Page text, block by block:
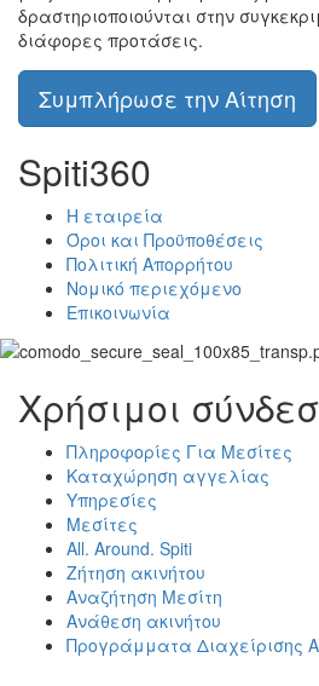
δραστηριοποιούνται στην
διάφορες προτάσεις.
Συμπλήρωσε την Αίτηση
Spiti360
Η εταιρεία
Όροι και Προϋποθέσεις
Πολιτική Απορρήτου
Νομικό περιεχόμενο
Επικοινωνία
Χρήσιμοι
Πληροφορίες Για Μεσίτες
Καταχώρηση αγγελίας
Υπηρεσίες
Μεσίτες
All. Around. Spiti
Ζήτηση ακινήτου
Αναζήτηση Μεσίτη
Ανάθεση ακινήτου
Προγράμματα Διαχείρισης